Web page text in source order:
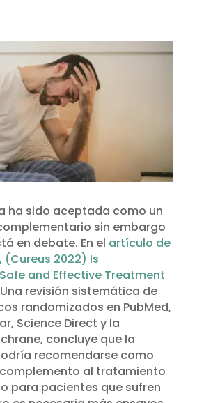
ha sido aceptada como un
sin embargo
en debate. En el artículo de
(Cureus 2022) Is
and Effective Treatment
Una revisión sistemática de
randomizados en PubMed,
Science Direct y la
concluye que la
recomendarse como
al tratamiento
para pacientes que sufren